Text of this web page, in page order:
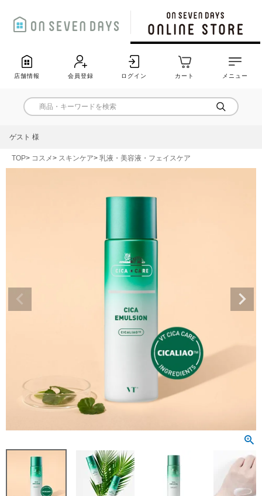
店舗情報 会員登録 ログイン カート メニュー
ゲスト 様
TOP コスメ スキンケア 乳液・美容液・フェイスケア